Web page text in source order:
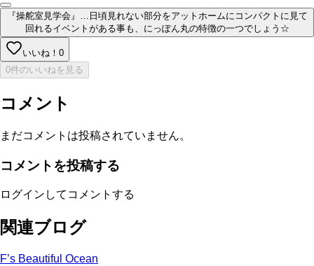
『操舵室見学会』…日頃見れない部分をアットホームにコンパクトに見て
回れるイベントがある事も、にっぽん丸の特徴の一つでしょう☆
いいね！ 0
0件のいいねを見る
コメント
まだコメントは投稿されていません。
コメントを投稿する
ログインしてコメントする
関連ブログ
F’s Beautiful Ocean